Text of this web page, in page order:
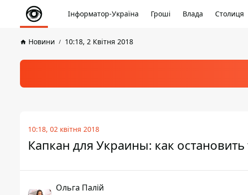
Інформатор-Україна Гроші Влада Столиця
Новини 10:18, 2 Квітня 2018
10:18, 02 квітня 2018
Капкан для Украины: как
Ольга Палій